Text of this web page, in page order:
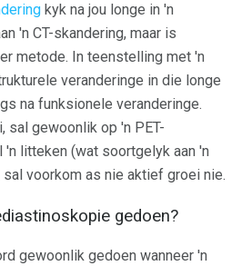
kyk na jou longe in 'n
'n CT-skandering, maar is
metode. In teenstelling met 'n
veranderinge in die longe
na funksionele veranderinge.
sal gewoonlik op 'n PET-
litteken (wat soortgelyk aan 'n
voorkom as nie aktief groei nie.
gedoen?
gewoonlik gedoen wanneer 'n